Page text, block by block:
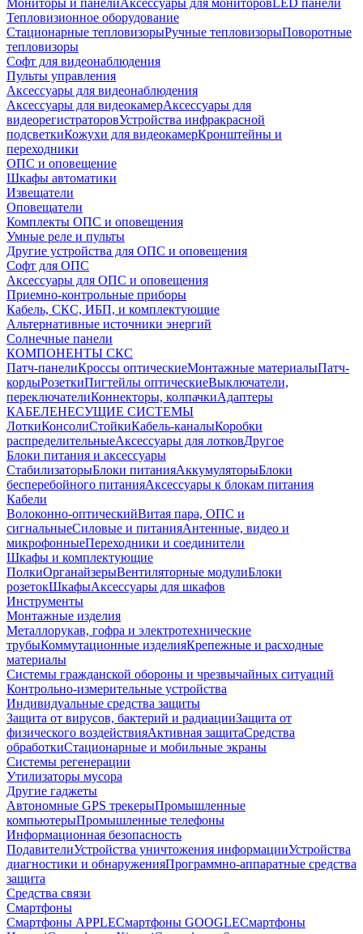
Мониторы и панелиАксессуары для мониторовLED панели
Тепловизионное оборудование
Стационарные тепловизорыРучные тепловизорыПоворотные
тепловизоры
Софт для видеонаблюдения
Пульты управления
Аксессуары для видеонаблюдения
Аксессуары для видеокамерАксессуары для
видеорегистраторовУстройства инфракрасной
подсветкиКожухи для видеокамерКронштейны и
переходники
ОПС и оповещение
Шкафы автоматики
Извещатели
Оповещатели
Комплекты ОПС и оповещения
Умные реле и пульты
Другие устройства для ОПС и оповещения
Софт для ОПС
Аксессуары для ОПС и оповещения
Приемно-контрольные приборы
Кабель, СКС, ИБП, и комплектующие
Альтернативные источники энергий
Солнечные панели
КОМПОНЕНТЫ СКС
Патч-панелиКроссы оптическиеМонтажные материалыПатч-
кордыРозеткиПигтейлы оптическиеВыключатели,
переключателиКоннекторы, колпачкиАдаптеры
КАБЕЛЕНЕСУЩИЕ СИСТЕМЫ
ЛоткиКонсолиСтойкиКабель-каналыКоробки
распределительныеАксессуары для лотковДругое
Блоки питания и аксессуары
СтабилизаторыБлоки питанияАккумуляторыБлоки
бесперебойного питанияАксессуары к блокам питания
Кабели
Волоконно-оптическийВитая пара, ОПС и
сигнальныеСиловые и питанияАнтенные, видео и
микрофонныеПереходники и соединители
Шкафы и комплектующие
ПолкиОрганайзерыВентиляторные модулиБлоки
розетокШкафыАксессуары для шкафов
Инструменты
Монтажные изделия
Металлорукав, гофра и электротехнические
трубыКоммутационные изделияКрепежные и расходные
материалы
Системы гражданской обороны и чрезвычайных ситуаций
Контрольно-измерительные устройства
Индивидуальные средства защиты
Защита от вирусов, бактерий и радиацииЗащита от
физического воздействияАктивная защитаСредства
обработкиСтационарные и мобильные экраны
Системы регенерации
Утилизаторы мусора
Другие гаджеты
Автономные GPS трекерыПромышленные
компьютерыПромышленные телефоны
Информационная безопасность
ПодавителиУстройства уничтожения информацииУстройства
диагностики и обнаруженияПрограммно-аппаратные средства
защита
Средства связи
Смартфоны
Смартфоны APPLEСмартфоны GOOGLEСмартфоны